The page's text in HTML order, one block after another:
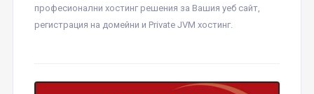
професионални хостинг решения за Вашия уеб сайт,
регистрация на домейни и Private JVM хостинг.